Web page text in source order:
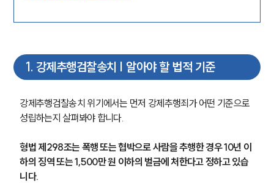
1. 강제추행검찰송치 | 알아야 할 법적 기준
강제추행검찰송치 위기에서는 먼저 강제추행죄가 어떤 기준으로
성립하는지 살펴봐야 합니다.
형법 제298조는 폭행 또는 협박으로 사람을 추행한 경우 10년 이
하의 징역 또는 1,500만 원 이하의 벌금에 처한다고 정하고 있습
니다.